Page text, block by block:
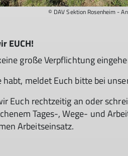
© DAV Sektion Rosenheim -
EUCH!
große Verpflichtung
habt, meldet Euch bitte bei
Euch rechtzeitig an oder
Tages-, Wege- und
Arbeitseinsatz.